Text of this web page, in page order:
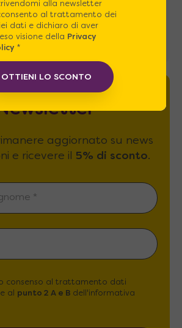
aggiornato su news
e ricevere il 5% di sconto.
consenso al trattamento dati
al punto 2 A e B dell'informativa
alla newsletter
al trattamento dei
dati e dichiaro di aver
visione della
Privacy
*
OTTIENI LO SCONTO